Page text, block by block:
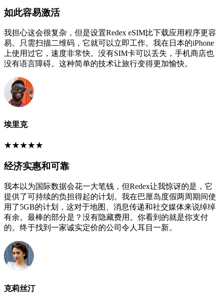
如此容易激活
我担心这会很复杂，但是设置Redex eSIM比下载应用程序更容
易。只需扫描二维码，它就可以立即工作。我在日本的iPhone
上使用过它，速度非常快。没有SIM卡可以丢失，手机商店也
没有语言障碍。这种简单的技术让旅行变得更加愉快。
埃里克
★★★★★
经济实惠和可靠
我本以为国际数据会花一大笔钱，但Redex让我惊讶的是，它
提供了可持续的负担得起的计划。我在巴厘岛度假两周期间使
用了5GB的计划，这对于地图、消息传递和社交媒体来说绰绰
有余。最棒的部分是？没有隐藏费用。你看到的就是你支付
的。终于找到一家诚实定价的公司令人耳目一新。
克莉丝汀